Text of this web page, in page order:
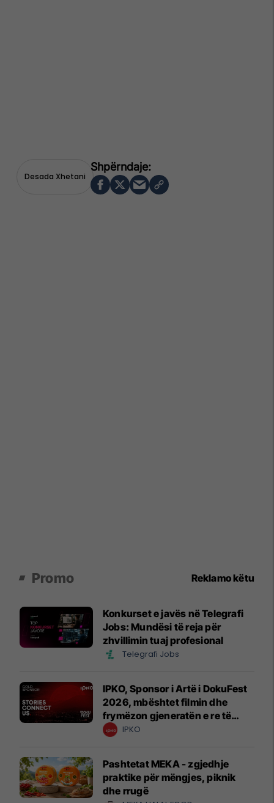
Desada Xhetani
Promo Reklamo këtu
Konkurset e javës në Telegrafi
Jobs: Mundësi të reja për
zhvillimin tuaj profesional
Telegrafi Jobs
IPKO, Sponsor i Artë i DokuFest
2026, mbështet filmin dhe
frymëzon gjeneratën e re të
krijuesve
IPKO
Pashtetat MEKA - zgjedhje
praktike për mëngjes, piknik
dhe rrugë